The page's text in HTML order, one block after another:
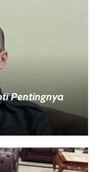
Pentingnya